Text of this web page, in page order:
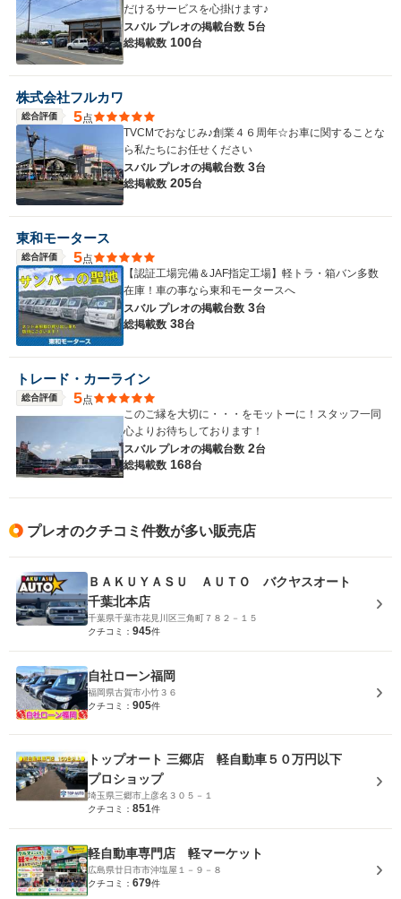
だけるサービスを心掛けます♪
スバル プレオの掲載台数 5台
総掲載数 100台
株式会社フルカワ
総合評価 5点
TVCMでおなじみ♪創業４６周年☆お車に関することな
ら私たちにお任せください
スバル プレオの掲載台数 3台
総掲載数 205台
東和モータース
総合評価 5点
【認証工場完備＆JAF指定工場】軽トラ・箱バン多数
在庫！車の事なら東和モータースへ
スバル プレオの掲載台数 3台
総掲載数 38台
トレード・カーライン
総合評価 5点
このご縁を大切に・・・をモットーに！スタッフ一同
心よりお待ちしております！
スバル プレオの掲載台数 2台
総掲載数 168台
プレオのクチコミ件数が多い販売店
ＢＡＫＵＹＡＳＵ ＡＵＴＯ バクヤスオート
千葉北本店
千葉県千葉市花見川区三角町７８２－１５
クチコミ： 945件
自社ローン福岡
福岡県古賀市小竹３６
クチコミ： 905件
トップオート 三郷店 軽自動車５０万円以下
プロショップ
埼玉県三郷市上彦名３０５－１
クチコミ： 851件
軽自動車専門店 軽マーケット
広島県廿日市市沖塩屋１－９－８
クチコミ： 679件